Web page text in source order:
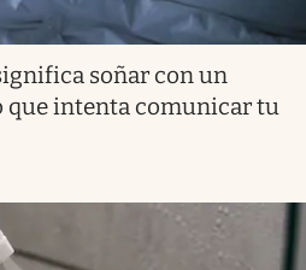
soñar con un
que intenta comunicar tu